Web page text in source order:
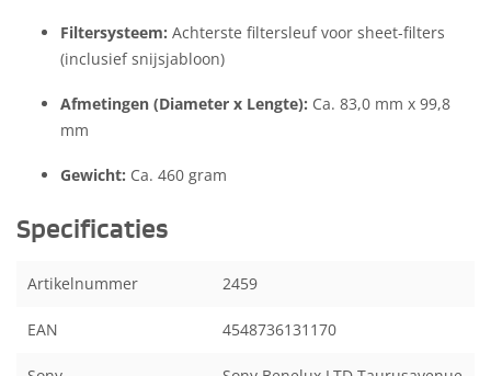
Filtersysteem: Achterste filtersleuf voor sheet-filters
(inclusief snijsjabloon)
Afmetingen (Diameter x Lengte): Ca. 83,0 mm x 99,8
mm
Gewicht: Ca. 460 gram
Specificaties
Artikelnummer 2459
EAN 4548736131170